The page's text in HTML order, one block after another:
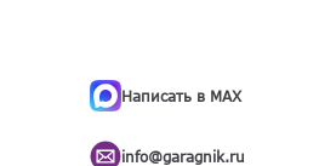
Написать в MAX
info@garagnik.ru